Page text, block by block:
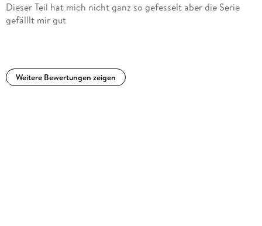
Dieser Teil hat mich nicht ganz so gefesselt aber die Serie
gefälllt mir gut
Weitere Bewertungen zeigen